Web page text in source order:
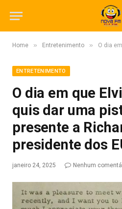
Home » Entretenimento » O dia em que Elvis
ENTRETENIMENTO
O dia em que
quis dar uma
presente a
presidente dos
janeiro 24, 2025 Nenhum